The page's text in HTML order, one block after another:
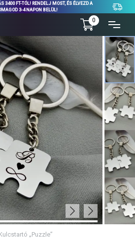
3400 FT-TÓL! RENDELJ MOST, ÉS ÉLVEZD A
3-4 NAPON BELÜL!
0
„Puzzle”